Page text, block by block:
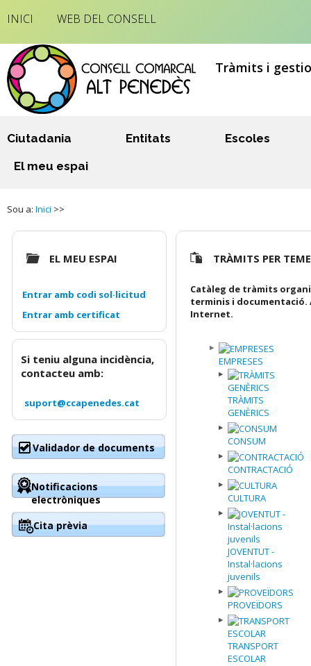
INICI WEB DEL CONSELL
Tràmits i
Ciutadania Entitats
Escoles
El meu espai
Sou a: Inici >>
TRÀMITS PER
Catàleg de tràmits
terminis i documentació.
Internet.
EMPRESES
TRÀMITS
GENÈRICS
CONSUM
CONTRACTACIÓ
CULTURA
JOVENTUT -
Instal·lacions
juvenils
PROVEÏDORS
TRANSPORT
ESCOLAR
EL MEU ESPAI
Entrar amb codi sol·licitud
Si teniu alguna incidència,
contacteu amb:
suport@ccapenedes.cat
Validador de documents
Notificacions
electròniques
Cita prèvia